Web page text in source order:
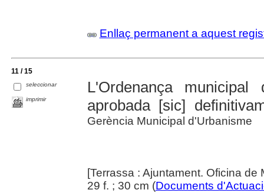
Enllaç permanent a aquest
11 / 15
seleccionar
imprimir
L'Ordenança municipal
aprobada [sic]
Gerència Municipal d'Urbanisme
[Terrassa : Ajuntament. Oficina
29 f. ; 30 cm (Documents